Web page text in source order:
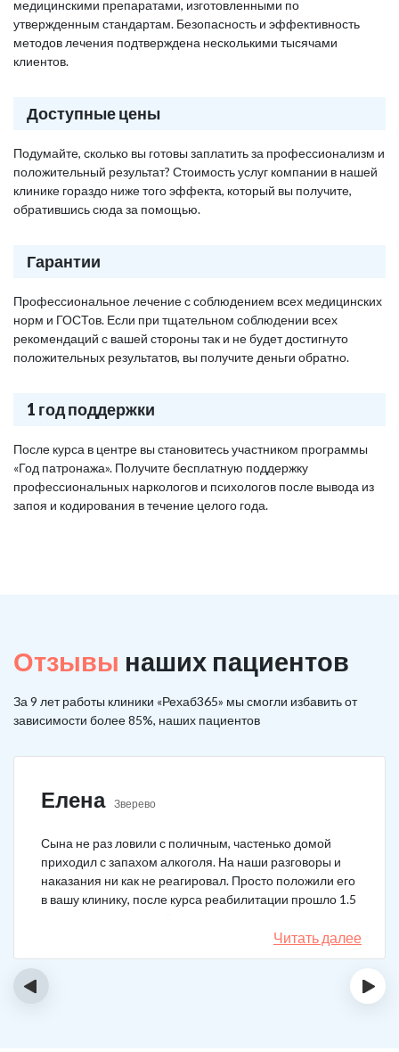
медицинскими препаратами, изготовленными по
утвержденным стандартам. Безопасность и эффективность
методов лечения подтверждена несколькими тысячами
клиентов.
Доступные цены
Подумайте, сколько вы готовы заплатить за профессионализм и
положительный результат? Стоимость услуг компании в нашей
клинике гораздо ниже того эффекта, который вы получите,
обратившись сюда за помощью.
Гарантии
Профессиональное лечение с соблюдением всех медицинских
норм и ГОСТов. Если при тщательном соблюдении всех
рекомендаций с вашей стороны так и не будет достигнуто
положительных результатов, вы получите деньги обратно.
1 год поддержки
После курса в центре вы становитесь участником программы
«Год патронажа». Получите бесплатную поддержку
профессиональных наркологов и психологов после вывода из
запоя и кодирования в течение целого года.
Отзывы наших пациентов
За 9 лет работы клиники «Рехаб365» мы смогли избавить от
зависимости более 85%, наших пациентов
Елена Зверево
Сына не раз ловили с поличным, частенько домой
приходил с запахом алкоголя. На наши разговоры и
наказания ни как не реагировал. Просто положили его
в вашу клинику, после курса реабилитации прошло 1.5
Читать далее
‹ ›